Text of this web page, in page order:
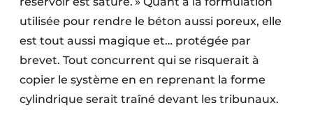
utilisée pour rendre le béton aussi poreux, elle
est tout aussi magique et… protégée par
brevet. Tout concurrent qui se risquerait à
copier le système en en reprenant la forme
cylindrique serait traîné devant les tribunaux.